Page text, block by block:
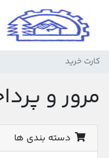
کارت خرید
مرور و
دسته بندی ها